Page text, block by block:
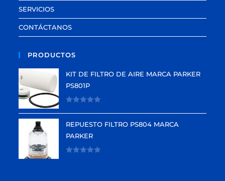
SERVICIOS
CONTÁCTANOS
PRODUCTOS
KIT DE FILTRO DE AIRE MARCA PARKER
PS801P
r
REPUESTO FILTRO PS804 MARCA
PARKER